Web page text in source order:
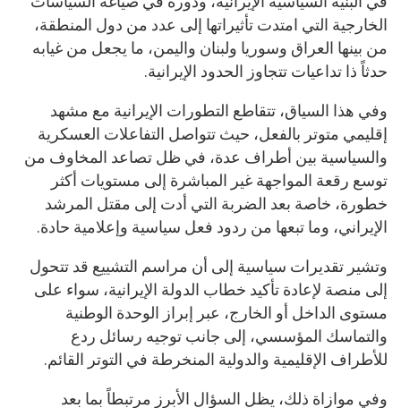
الخارجية التي امتدت تأثيراتها إلى عدد من دول المنطقة،
من بينها العراق وسوريا ولبنان واليمن، ما يجعل من غيابه
حدثاً ذا تداعيات تتجاوز الحدود الإيرانية.
وفي هذا السياق، تتقاطع التطورات الإيرانية مع مشهد
إقليمي متوتر بالفعل، حيث تتواصل التفاعلات العسكرية
والسياسية بين أطراف عدة، في ظل تصاعد المخاوف من
توسع رقعة المواجهة غير المباشرة إلى مستويات أكثر
خطورة، خاصة بعد الضربة التي أدت إلى مقتل المرشد
الإيراني، وما تبعها من ردود فعل سياسية وإعلامية حادة.
وتشير تقديرات سياسية إلى أن مراسم التشييع قد تتحول
إلى منصة لإعادة تأكيد خطاب الدولة الإيرانية، سواء على
مستوى الداخل أو الخارج، عبر إبراز الوحدة الوطنية
والتماسك المؤسسي، إلى جانب توجيه رسائل ردع
للأطراف الإقليمية والدولية المنخرطة في التوتر القائم.
وفي موازاة ذلك، يظل السؤال الأبرز مرتبطاً بما بعد